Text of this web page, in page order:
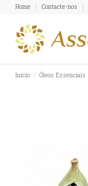
Home Contacte-nos
Início Óleos Essenciais